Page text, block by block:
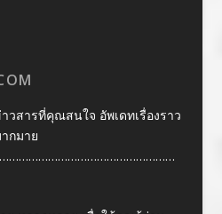
วสารที่คุณสนใจ อัพเดทเรื่องราว
กมาย